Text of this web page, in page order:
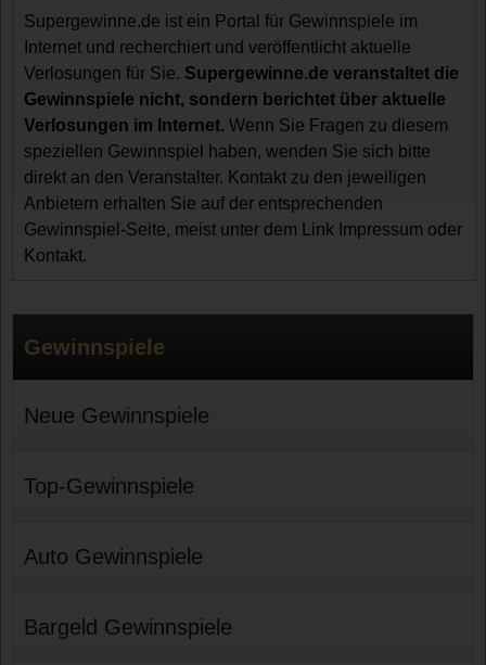
Supergewinne.de ist ein Portal für Gewinnspiele im
Internet und recherchiert und veröffentlicht aktuelle
Verlosungen für Sie. Supergewinne.de veranstaltet die
Gewinnspiele nicht, sondern berichtet über aktuelle
Verlosungen im Internet. Wenn Sie Fragen zu diesem
speziellen Gewinnspiel haben, wenden Sie sich bitte
direkt an den Veranstalter. Kontakt zu den jeweiligen
Anbietern erhalten Sie auf der entsprechenden
Gewinnspiel-Seite, meist unter dem Link Impressum oder
Kontakt.
Gewinnspiele
Neue Gewinnspiele
Top-Gewinnspiele
Auto Gewinnspiele
Bargeld Gewinnspiele